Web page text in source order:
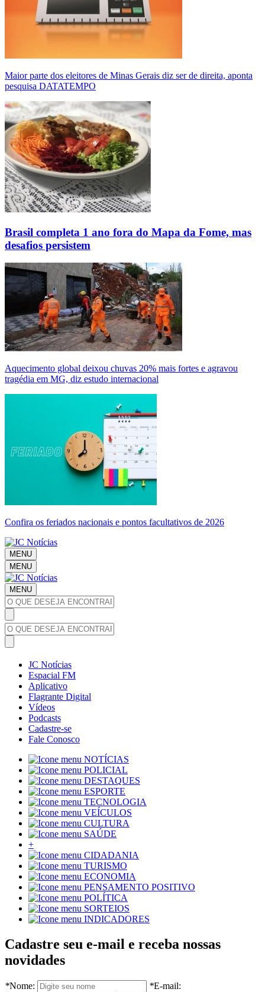
Maior parte dos eleitores de Minas Gerais diz ser de direita, aponta
pesquisa DATATEMPO
Brasil completa 1 ano fora do Mapa da Fome, mas
desafios persistem
Aquecimento global deixou chuvas 20% mais fortes e agravou
tragédia em MG, diz estudo internacional
Confira os feriados nacionais e pontos facultativos de 2026
MENU
MENU
MENU
JC Notícias
Espacial FM
Aplicativo
Flagrante Digital
Vídeos
Podcasts
Cadastre-se
Fale Conosco
NOTÍCIAS
POLICIAL
DESTAQUES
ESPORTE
TECNOLOGIA
VEÍCULOS
CULTURA
SAÚDE
+
CIDADANIA
TURISMO
ECONOMIA
PENSAMENTO POSITIVO
POLÍTICA
SORTEIOS
INDICADORES
Cadastre seu e-mail e receba nossas
novidades
*Nome: *E-mail: